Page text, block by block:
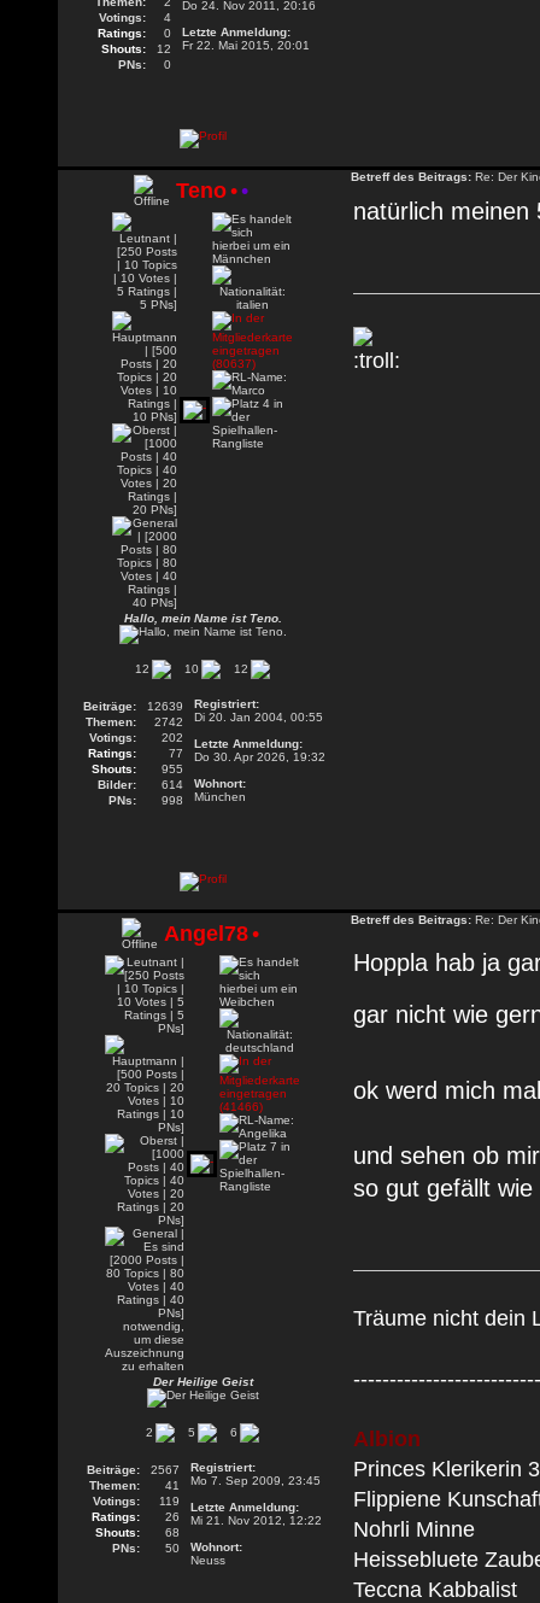
Votings:
4
Ratings:
0
Shouts:
12
PNs:
0
Do 24. Nov 2011, 20:16
Letzte Anmeldung:
Fr 22. Mai 2015, 20:01
Teno••
Hallo, mein Name ist Teno.
12 10 12
Beiträge:
12639
Themen:
2742
Votings:
202
Ratings:
77
Shouts:
955
Bilder:
614
PNs:
998
Registriert:
Di 20. Jan 2004, 00:55
Letzte Anmeldung:
Do 30. Apr 2026, 19:32
Wohnort:
München
Betreff des Beitrags: Re: Der
natürlich meinen
Angel78•
Der Heilige Geist
2 5 6
Beiträge:
2567
Themen:
41
Votings:
119
Ratings:
26
Shouts:
68
PNs:
50
Registriert:
Mo 7. Sep 2009, 23:45
Letzte Anmeldung:
Mi 21. Nov 2012, 12:22
Wohnort:
Neuss
Betreff des Beitrags: Re: Der
Hoppla hab ja
gar nicht wie
ok werd mich
und sehen ob
so gut gefällt wie
Träume nicht dein
Albion
Princes Klerikerin
Flippiene
Nohrli Minne
Heissebluete
Teccna Kabbalist